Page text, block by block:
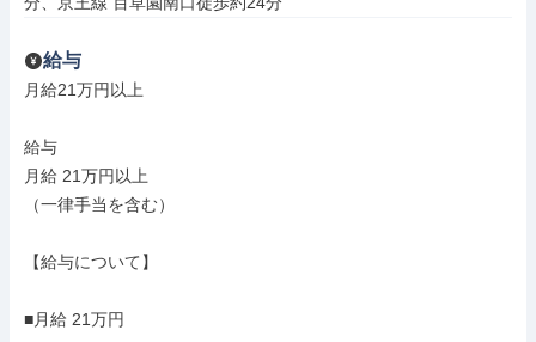
給与
月給21万円以上
給与
月給 21万円以上
（一律手当を含む）
【給与について】
■月給 21万円